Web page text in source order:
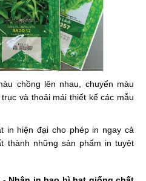
chồng lên nhau, chuyển màu
và thoải mái thiết kế các mẫu
in hiện đại cho phép in ngay cả
thành những sản phẩm in tuyệt